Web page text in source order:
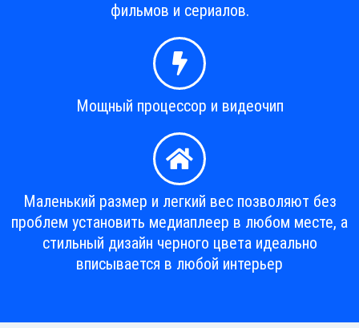
фильмов и сериалов.
Мощный процессор и видеочип
Маленький размер и легкий вес позволяют без
проблем установить медиаплеер в любом месте, а
стильный дизайн черного цвета идеально
вписывается в любой интерьер